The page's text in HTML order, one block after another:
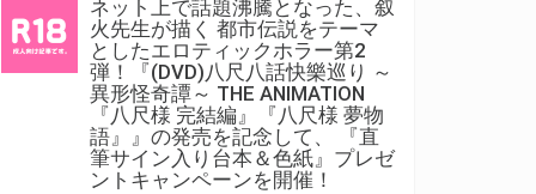
ネット上で話題沸騰となった、叙
火先生が描く 都市伝説をテーマ
としたエロティックホラー第2
弾！『(DVD)八尺八話快樂巡り ～
異形怪奇譚～ THE ANIMATION
『八尺様 完結編』『八尺様 夢物
語』』の発売を記念して、 『直
筆サイン入り台本＆色紙』プレゼ
ントキャンペーンを開催！